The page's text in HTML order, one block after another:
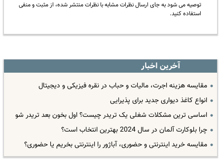
توصیه می شود به جای ارسال نظرات مشابه با نظرات منتشر شده، از مثبت و منفی
استفاده کنید.
آخرین اخبار
مقایسه هزینه اجرت، مالیات و حباب در نقره فیزیکی و دیجیتال
انواع کاغذ دیواری جدید برای پذیرایی
اساسی ترین مشکلات شغلی یک تریدر چیست؟ اول بخون بعد تریدر شو
چرا بلوکارت آلمان در سال 2024 بهترین انتخاب است؟
مقایسه خرید اینترنتی و حضوری، آباژور را اینترنتی بخریم یا حضوری؟